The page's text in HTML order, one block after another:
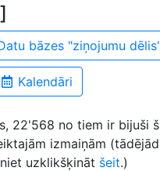
bāzes "ziņojumu
Kalendāri
22'568 no tiem ir bijuši
izmaiņām
uzklikšķināt šeit.)